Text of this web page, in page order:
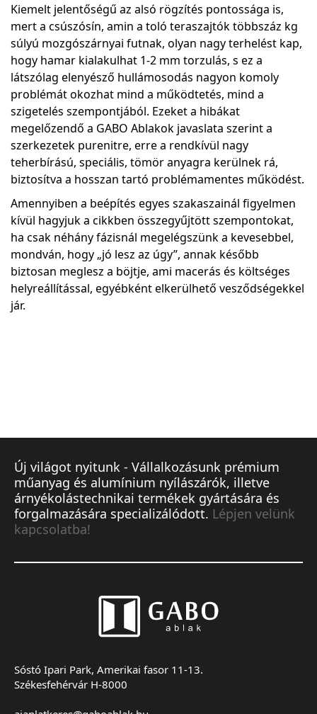
Kiemelt jelentőségű az alsó rögzítés pontossága is,
mert a csúszósín, amin a toló teraszajtók többszáz kg
súlyú mozgószárnyai futnak, olyan nagy terhelést kap,
hogy hamar kialakulhat 1-2 mm torzulás, s ez a
látszólag elenyésző hullámosodás nagyon komoly
problémát okozhat mind a működtetés, mind a
szigetelés szempontjából. Ezeket a hibákat
megelőzendő a GABO Ablakok javaslata szerint a
szerkezetek purenitre, erre a rendkívül nagy
teherbírású, speciális, tömör anyagra kerülnek rá,
biztosítva a hosszan tartó problémamentes működést.
Amennyiben a beépítés egyes szakaszainál figyelmen
kívül hagyjuk a cikkben összegyűjtött szempontokat,
ha csak néhány fázisnál megelégszünk a kevesebbel,
mondván, hogy „jó lesz az úgy”, annak később
biztosan meglesz a böjtje, ami macerás és költséges
helyreállítással, egyébként elkerülhető vesződségekkel
jár.
Új világot nyitunk - Vállalkozásunk prémium
műanyag és alumínium nyílászárók, illetve
árnyékolástechnikai termékek gyártására és
forgalmazására specializálódott. Lépjen velünk
kapcsolatba!
Sóstó Ipari Park, Amerikai fasor 11-13.
Székesfehérvár H-8000